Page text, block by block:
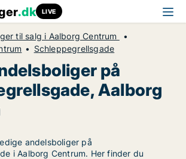
.dk LIVE
til salg i Aalborg Centrum
Schleppegrellsgade
på
Aalborg
andelsboliger på
i Aalborg Centrum. Her finder du